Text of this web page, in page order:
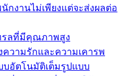
งานไม่เพียงแต่จะส่งผลต่อ
รลที่มีคุณภาพสูง
วามรักและความเคารพ
บอัตโนมัติเต็มรูปแบบ